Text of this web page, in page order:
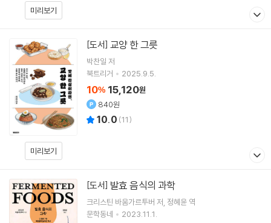
미리보기
미리보기
[도서] 교양 한 그릇
박찬일 저
북트리거
2025.9.5.
10% 15,120원
840원
10.0 (11)
[도서] 발효 음식의 과학
크리스틴 바움가르투버 저 정혜윤 역
문학동네
2023.11.1.